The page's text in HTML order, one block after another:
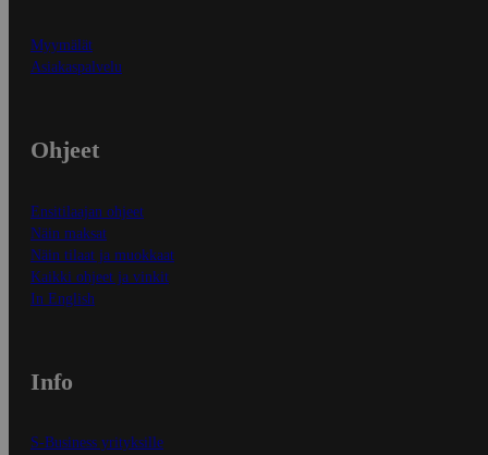
Myymälät
Asiakaspalvelu
Ohjeet
Ensitilaajan ohjeet
Näin maksat
Näin tilaat ja muokkaat
Kaikki ohjeet ja vinkit
In English
Info
S-Business yrityksille